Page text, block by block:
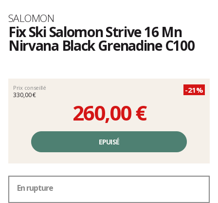
Marque
SALOMON
Fix Ski Salomon Strive 16 Mn
Nirvana Black Grenadine C100
Prix conseillé
330,00 €
-21%
260,00 €
unitaire,
EPUISÉ
En rupture